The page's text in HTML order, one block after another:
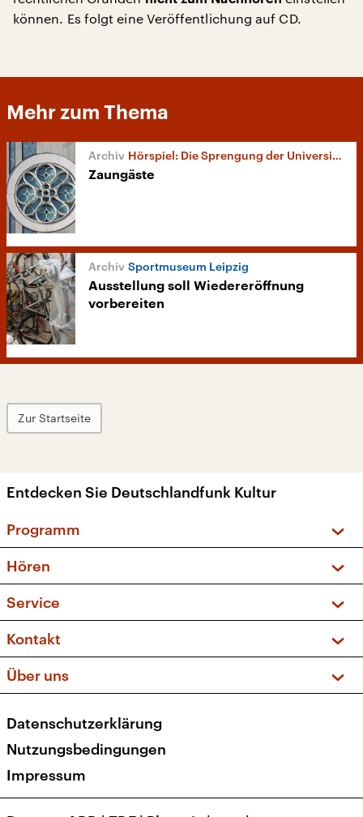
können. Es folgt eine Veröffentlichung auf CD.
Mehr zum Thema
Hörspiel: Die Sprengung der Universitätskirche in Leipzig 1968
Zaungäste
Sportmuseum Leipzig
Ausstellung soll Wiedereröffnung
vorbereiten
Zur Startseite
Entdecken Sie Deutschlandfunk Kultur
Programm
Sendungen und Podcasts
Musikliste
Kakadu – Das Kinderprogramm
Hören
Frequenzen (UKW + DAB+)
Service
FAQ
Apps
Newsletter
Veranstaltungen
Kontakt
Social Media
Über uns
Presse
Karriere
Transparenz
Datenschutzerklärung
Nutzungsbedingungen
Impressum